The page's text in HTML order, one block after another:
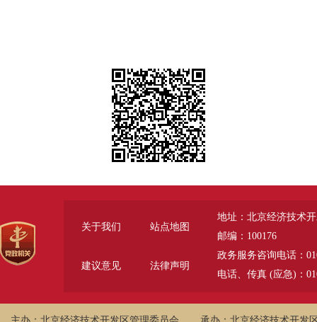
关于我们 站点地图
建议意见 法律声明
地址：北京经济技术
邮编：100176
政务服务咨询电话：
电话、传真 (应急)：